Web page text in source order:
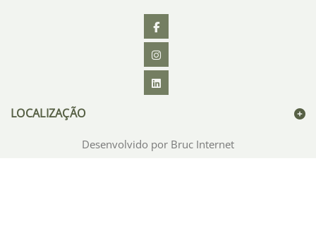
LOCALIZAÇÃO
Desenvolvido por Bruc Internet